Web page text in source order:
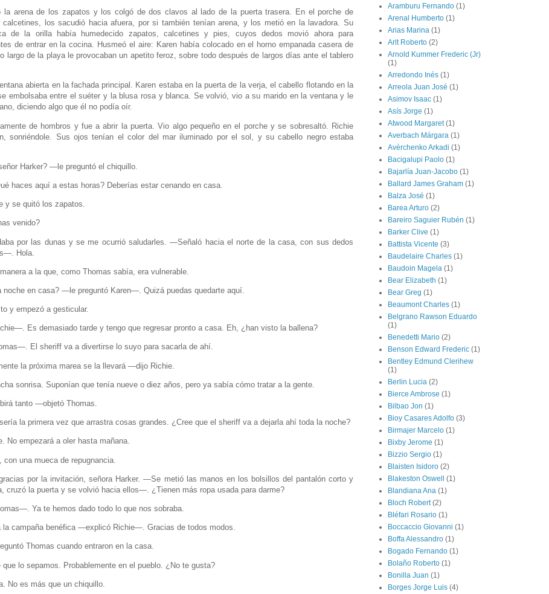
la arena de los zapatos y los colgó de dos clavos al lado de la puerta trasera. En el porche de
los sacudió hacia afuera, por si también tenían arena, y los metió en la lavadora. Su
de la orilla había humedecido zapatos, calcetines y pies, cuyos dedos movió ahora para
de entrar en la cocina. Husmeó el aire: Karen había colocado en el horno empanada casera de
largo de la playa le provocaban un apetito feroz, sobre todo después de largos días ante el tablero
abierta en la fachada principal. Karen estaba en la puerta de la verja, el cabello flotando en la
embolsaba entre el suéter y la blusa rosa y blanca. Se volvió, vio a su marido en la ventana y le
diciendo algo que él no podía oír.
de hombros y fue a abrir la puerta. Vio algo pequeño en el porche y se sobresaltó. Richie
sonriéndole. Sus ojos tenían el color del mar iluminado por el sol, y su cabello negro estaba
Harker? —le preguntó el chiquillo.
haces aquí a estas horas? Deberías estar cenando en casa.
y se quitó los zapatos.
venido?
por las dunas y se me ocurrió saludarles. —Señaló hacia el norte de la casa, con sus dedos
Hola.
a la que, como Thomas sabía, era vulnerable.
en casa? —le preguntó Karen—. Quizá puedas quedarte aquí.
y empezó a gesticular.
Es demasiado tarde y tengo que regresar pronto a casa. Eh, ¿han visto la ballena?
El sheriff va a divertirse lo suyo para sacarla de ahí.
la próxima marea se la llevará —dijo Richie.
sonrisa. Suponían que tenía nueve o diez años, pero ya sabía cómo tratar a la gente.
tanto —objetó Thomas.
la primera vez que arrastra cosas grandes. ¿Cree que el sheriff va a dejarla ahí toda la noche?
No empezará a oler hasta mañana.
con una mueca de repugnancia.
por la invitación, señora Harker. —Se metió las manos en los bolsillos del pantalón corto y
cruzó la puerta y se volvió hacia ellos—. ¿Tienen más ropa usada para darme?
Ya te hemos dado todo lo que nos sobraba.
campaña benéfica —explicó Richie—. Gracias de todos modos.
Thomas cuando entraron en la casa.
lo sepamos. Probablemente en el pueblo. ¿No te gusta?
No es más que un chiquillo.
Aramburu Fernando (1)
Arenal Humberto (1)
Arias Marina (1)
Arlt Roberto (2)
Arnold Kummer Frederic (Jr)
(1)
Arredondo Inés (1)
Arreola Juan José (1)
Asimov Isaac (1)
Asís Jorge (1)
Atwood Margaret (1)
Averbach Márgara (1)
Avérchenko Arkadi (1)
Bacigalupi Paolo (1)
Bajarlía Juan-Jacobo (1)
Ballard James Graham (1)
Balza José (1)
Barea Arturo (2)
Bareiro Saguier Rubén (1)
Barker Clive (1)
Battista Vicente (3)
Baudelaire Charles (1)
Baudoin Magela (1)
Bear Elizabeth (1)
Bear Greg (1)
Beaumont Charles (1)
Belgrano Rawson Eduardo
(1)
Benedetti Mario (2)
Benson Edward Frederic (1)
Bentley Edmund Clerihew
(1)
Berlin Lucia (2)
Bierce Ambrose (1)
Bilbao Jon (1)
Bioy Casares Adolfo (3)
Birmajer Marcelo (1)
Bixby Jerome (1)
Bizzio Sergio (1)
Blaisten Isidoro (2)
Blakeston Oswell
(1)
Blandiana Ana (1)
Bloch Robert (2)
Bléfari Rosario (1)
Boccaccio Giovanni (1)
Boffa Alessandro (1)
Bogado Fernando (1)
Bolaño Roberto (1)
Bonilla Juan (1)
Borges Jorge Luis (4)